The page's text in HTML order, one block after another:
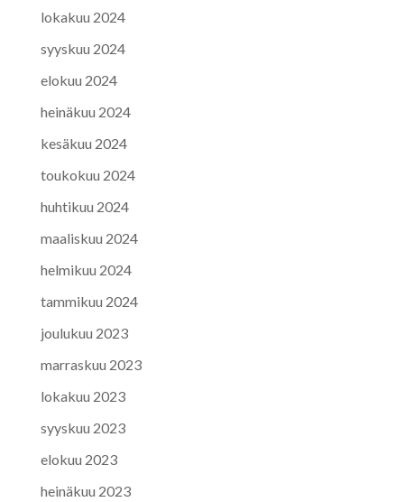
lokakuu 2024
syyskuu 2024
elokuu 2024
heinäkuu 2024
kesäkuu 2024
toukokuu 2024
huhtikuu 2024
maaliskuu 2024
helmikuu 2024
tammikuu 2024
joulukuu 2023
marraskuu 2023
lokakuu 2023
syyskuu 2023
elokuu 2023
heinäkuu 2023